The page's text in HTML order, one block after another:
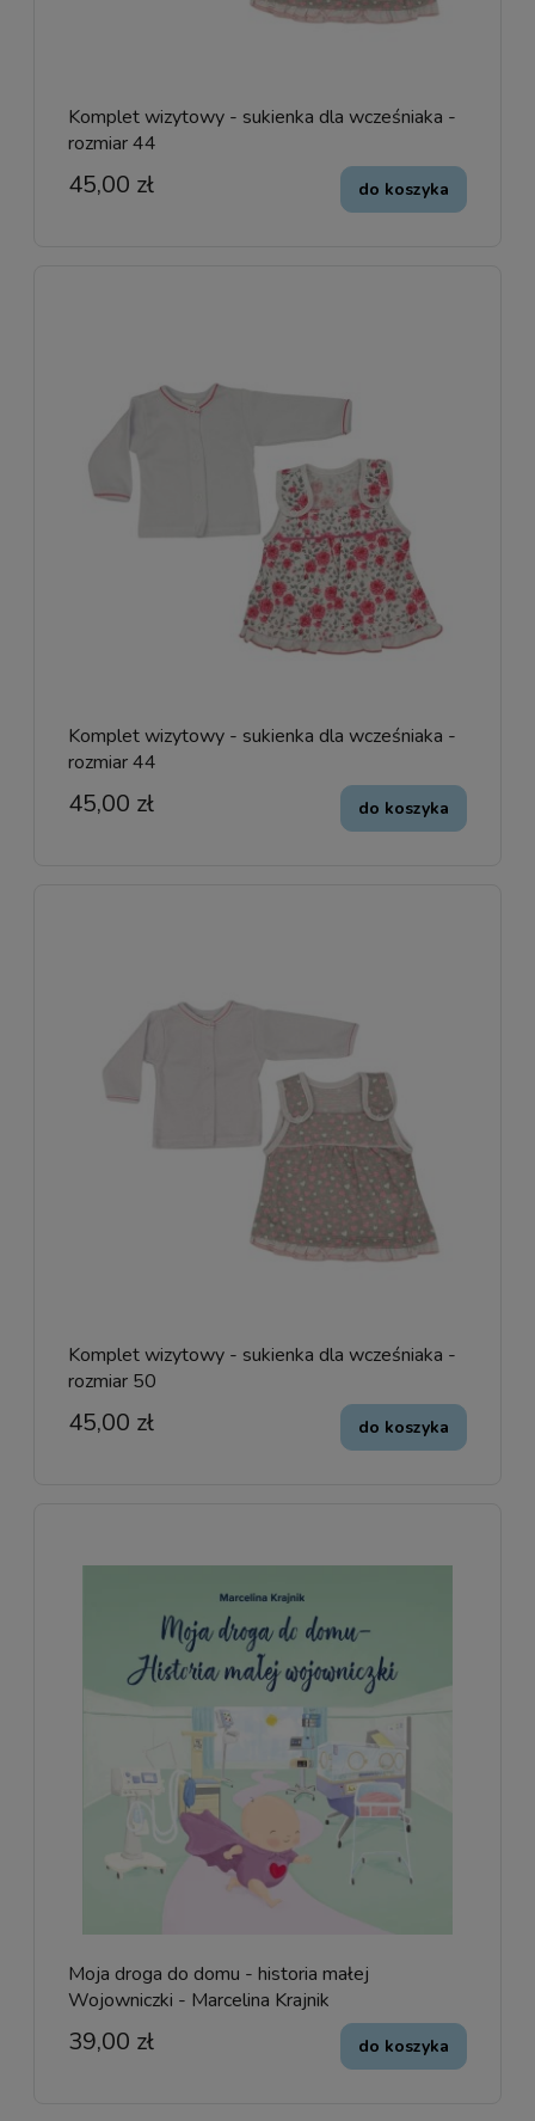
Komplet wizytowy - sukienka dla wcześniaka -
rozmiar 44
45,00 zł do koszyka
Komplet wizytowy - sukienka dla wcześniaka -
rozmiar 44
45,00 zł do koszyka
Komplet wizytowy - sukienka dla wcześniaka -
rozmiar 50
45,00 zł do koszyka
Moja droga do domu - historia małej
Wojowniczki - Marcelina Krajnik
39,00 zł do koszyka